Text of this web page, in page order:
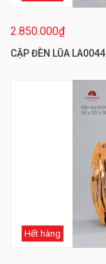
2.850.000₫
CẶP ĐÈN LŨA LA0044
Hết hàng